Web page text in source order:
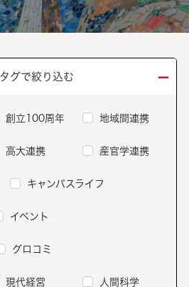
タグで絞り込む －
創立100周年 地域間連携
高大連携 産官学連携
キャンパスライフ
イベント
グロコミ
現代経営 人間科学